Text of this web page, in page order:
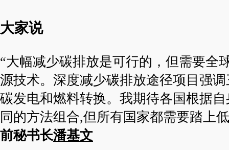
大家说
“大幅减少碳排放是可行的，但需要全
源技术。深度减少碳排放途径项目强
碳发电和燃料转换。我期待各国根据
同的方法组合,但所有国家都需要踏上
前秘书长潘基文